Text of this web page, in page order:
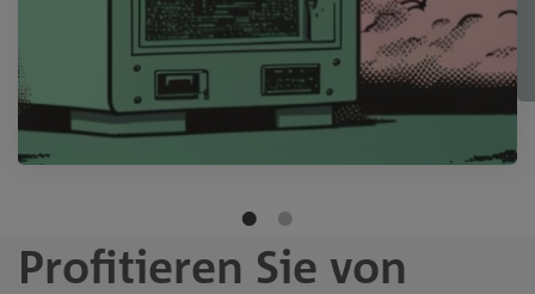
Profitieren Sie von